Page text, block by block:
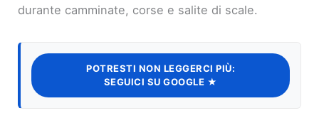
durante camminate, corse e salite di scale.
POTRESTI NON LEGGERCI PIÙ:
SEGUICI SU GOOGLE ★